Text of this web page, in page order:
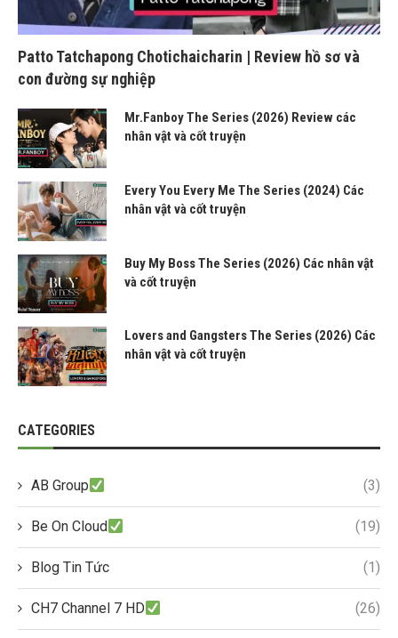
Patto Tatchapong Chotichaicharin | Review hồ sơ và
con đường sự nghiệp
Mr.Fanboy The Series (2026) Review các
nhân vật và cốt truyện
Every You Every Me The Series (2024) Các
nhân vật và cốt truyện
Buy My Boss The Series (2026) Các nhân vật
và cốt truyện
Lovers and Gangsters The Series (2026) Các
nhân vật và cốt truyện
CATEGORIES
AB Group (3)
Be On Cloud (19)
Blog Tin Tức (1)
CH7 Channel 7 HD (26)